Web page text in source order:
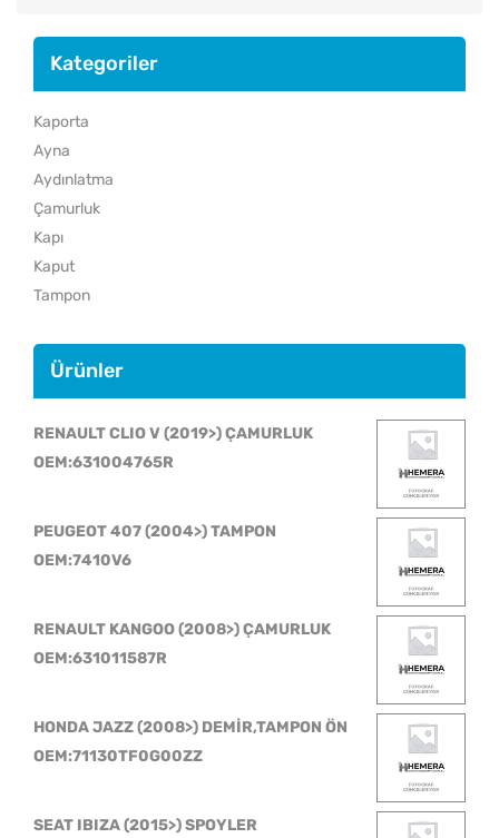
Kategoriler
Kaporta
Ayna
Aydınlatma
Çamurluk
Kapı
Kaput
Tampon
Ürünler
RENAULT CLIO V (2019>) ÇAMURLUK
OEM:631004765R
PEUGEOT 407 (2004>) TAMPON
OEM:7410V6
RENAULT KANGOO (2008>) ÇAMURLUK
OEM:631011587R
HONDA JAZZ (2008>) DEMİR,TAMPON ÖN
OEM:71130TF0G00ZZ
SEAT IBIZA (2015>) SPOYLER